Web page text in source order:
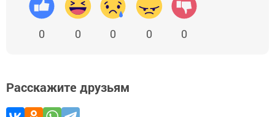
0 0 0 0 0
Расскажите друзьям